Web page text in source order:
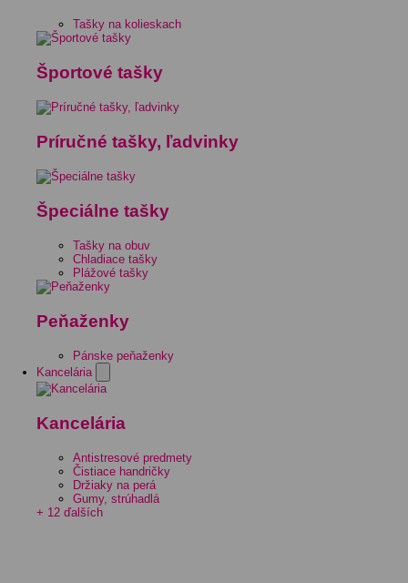
Tašky na kolieskach
Športové tašky
Príručné tašky, ľadvinky
Špeciálne tašky
Tašky na obuv
Chladiace tašky
Plážové tašky
Peňaženky
Pánske peňaženky
Kancelária
Kancelária
Antistresové predmety
Čistiace handričky
Držiaky na perá
Gumy, strúhadlá
+ 12 ďalších